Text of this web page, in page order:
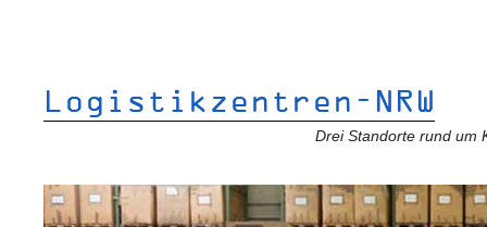
Logistikzentren-NRW
Drei Standorte rund um